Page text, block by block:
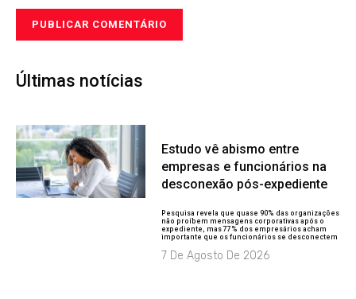
Últimas notícias
Estudo vê abismo entre
empresas e funcionários na
desconexão pós-expediente
Pesquisa revela que quase 90% das organizações
não proíbem mensagens corporativas após o
expediente, mas 77% dos empresários acham
importante que os funcionários se desconectem
7 De Agosto De 2026